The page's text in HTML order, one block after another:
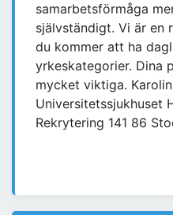
samarbetsförmåga
självständigt. Vi är en
du kommer att ha
yrkeskategorier. Dina
mycket viktiga.
Universitetssjukhuset
Rekrytering 141 86